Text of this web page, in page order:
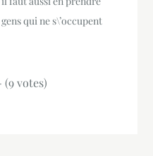
qui ne s\’occupent
(9 votes)